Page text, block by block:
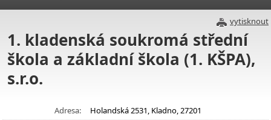
vytisknout
1. kladenská soukromá střední
škola a základní škola (1. KŠPA),
s.r.o.
Adresa:
Holandská 2531, Kladno, 27201